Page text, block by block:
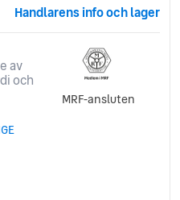
Handlarens info och lager
av
och
MRF-ansluten